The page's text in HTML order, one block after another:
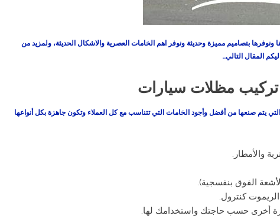
ونوفرها بتصاميم مميزة وحديثة ونوفر اهم الخامات العصرية والاشكال الحديثة، ولمزيد من
المقال التالي..
مظلات سيارات
يتم صنعها من أفضل وأجود الخامات التي تتناسب مع كل العملاء وتكون جاهزة بكل أنواعها
والأمطار.
الفوق بنفسجية).
كنترول.
أخرى حسب حاجتك واستخدامك لها.